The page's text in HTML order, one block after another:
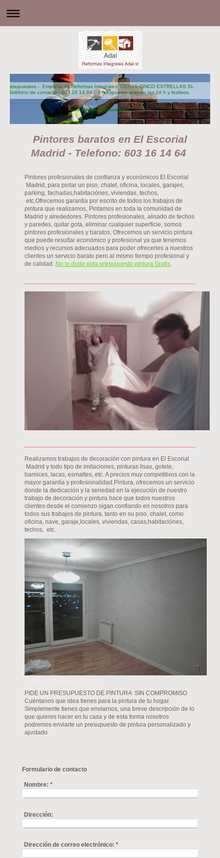
Presupuestos - Empresa de Reformas Integrales OBRAS CINCO ESTRELLAS SL
Teléfono de contacto : 603 16 14 64 - Presupuesto gratuito las 24 h y festivos.
www.PintoresDeMadrid.eu
Pintores baratos en El Escorial
Madrid - Telefono: 603 16 14 64
Pintores profesionales de confianza y económicos El Escorial
Madrid, para pintar un piso, chalet, oficina, locales, garajes,
parking, fachadas,habitaciónes, viviendas, techos,
etc.Ofrecemos garantia por escrito de todos los trabajos de
pintura que realizamos, Pintamos en toda la comunidad de
Madrid y alrededores. Pintores profesionales, alisado de techos
y paredes, quitar gota, eliminar cualquier superficie, somos
pintores profesionales y baratos. Ofrecemos un servicio pintura
que puede resultar económico y profesional ya que tenemos
medios y recursos adecuados para poder ofrecerles a nuestros
clientes un servicio barato pero al mismo tiempo profesional y
de calidad. No lo dude pida presupuesto pintura Gratis.
Realizamos trabajos de decoración con pintura en El Escorial
Madrid y todo tipo de imitaciones, pinturas lisas, gotele,
barnices, lacas, esmaltes, etc. A precios muy competitivos con la
mayor garantía y profesionalidad.Pintura, ofrecemos un servicio
donde la dedicación y la seriedad en la ejecución de nuestro
trabajo de decoración y pintura hace que todos nuestros
clientes desde el comienzo sigan confiando en nosotros para
todos sus trabajos de pintura, tanto en su piso, chalet, como
oficina, nave, garaje,locales, viviendas, casas,habitaciónes,
techos, etc.
PIDE UN PRESUPUESTO DE PINTURA SIN COMPROMISO
Cuéntanos que idea tienes para la pintura de tu hogar.
Simplemente tienes que enviarnos, una breve descripción de lo
que quieres hacer en tu casa y de esta forma nosotros
podremos enviarte un presupuesto de pintura personalizado y
ajustado
Formulario de contacto
Nombre: *
Dirección:
Dirección de correo electrónico: *